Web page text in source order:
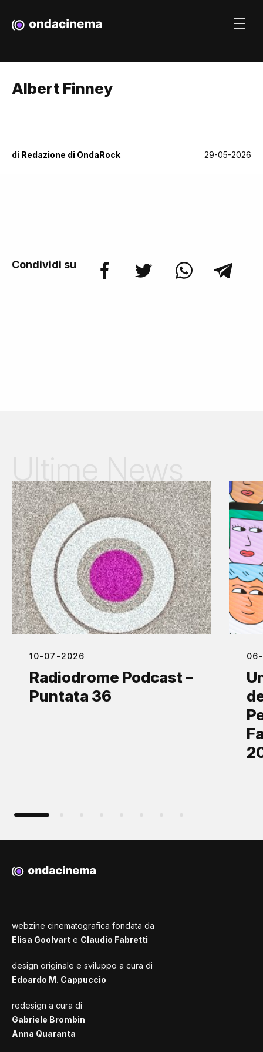
Albert Finney
di Redazione di OndaRock 29-05-2026
Condividi su
10-07-2026
Radiodrome Podcast –
Puntata 36
webzine cinematografica fondata da
Elisa Goolvart e Claudio Fabretti
design originale e sviluppo a cura di
Edoardo M. Cappuccio
redesign a cura di
Gabriele Brombin
Anna Quaranta